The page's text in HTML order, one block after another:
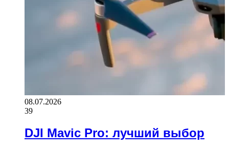
08.07.2026
39
DJI Mavic Pro: лучший выбор